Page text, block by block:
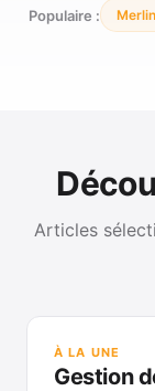
Populaire :
Articles
À LA UNE
Gestion